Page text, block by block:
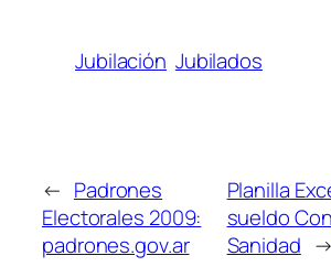
Jubilación Jubilados
← Padrones
Electorales 2009:
padrones.gov.ar
Planilla
sueldo
Sanidad →